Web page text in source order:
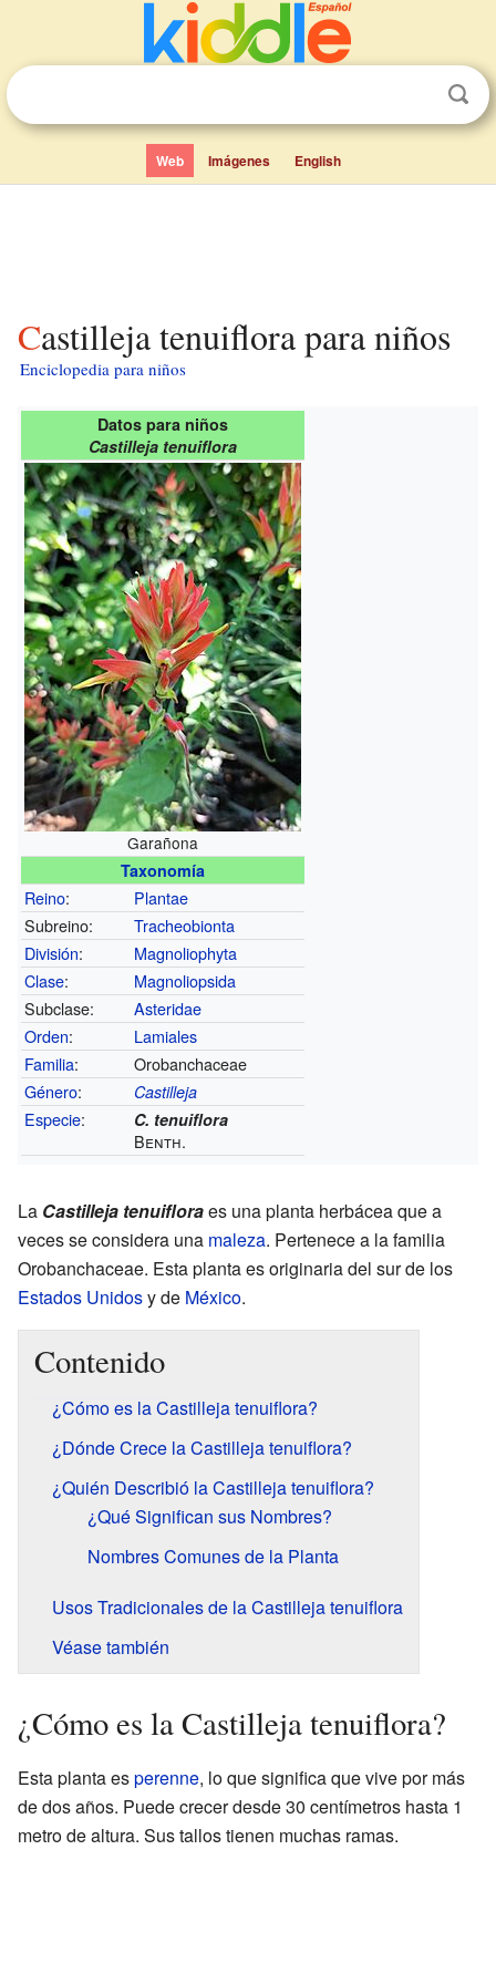
Web Imágenes English
Castilleja tenuiflora para niños
Enciclopedia para niños
Datos para niños
Castilleja tenuiflora
Garañona
Taxonomía
Reino:
Plantae
Subreino:
Tracheobionta
División:
Magnoliophyta
Clase:
Magnoliopsida
Subclase:
Asteridae
Orden:
Lamiales
Familia:
Orobanchaceae
Género: Castilleja
Especie: C. tenuiflora
Benth.
La Castilleja tenuifloraes una planta herbácea que a
veces se considera una maleza. Pertenece a la familia
Orobanchaceae. Esta planta es originaria del sur de los
Estados Unidosy de México.
Contenido
¿Cómo es la Castilleja tenuiflora?
¿Dónde Crece la Castilleja tenuiflora?
¿Quién Describió la Castilleja tenuiflora?
¿Qué Significan sus Nombres?
Nombres Comunes de la Planta
Usos Tradicionales de la Castilleja tenuiflora
Véase también
¿Cómo es la Castilleja tenuiflora?
Esta planta esperenne, lo que significa que vive por más
de dos años. Puede crecer desde 30 centímetros hasta 1
metro de altura. Sus tallos tienen muchas ramas.